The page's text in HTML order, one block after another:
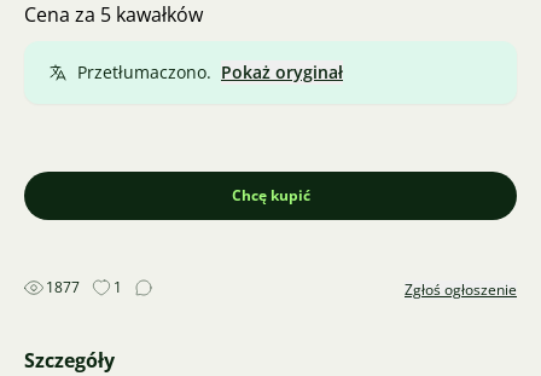
Cena za 5 kawałków
Przetłumaczono. Pokaż oryginał
Chcę kupić
1877 1 Zgłoś ogłoszenie
Szczegóły